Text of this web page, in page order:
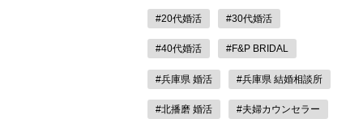
#20代婚活 #30代婚活
#40代婚活 #F&P BRIDAL
#兵庫県 婚活 #兵庫県 結婚相談所
#北播磨 婚活 #夫婦カウンセラー